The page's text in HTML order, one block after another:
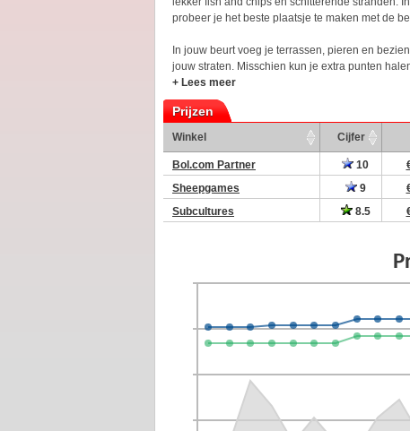
probeer je het beste plaatsje te maken met de
In jouw beurt voeg je terrassen, pieren en
jouw straten. Misschien kun je extra punten
+ Lees meer
Prijzen
Winkel Cijfer
Bol.com Partner 10
Sheepgames
9
Subcultures
8.5